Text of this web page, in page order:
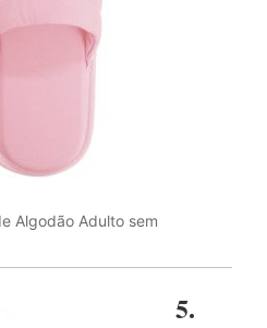
Algodão Adulto sem
5.